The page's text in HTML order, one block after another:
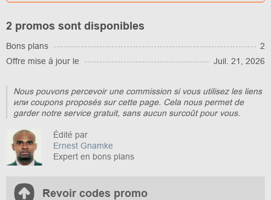
2 promos sont disponibles
Bons plans
2
Offre mise à jour le
Juil. 21, 2026
Nous pouvons percevoir une commission si vous utilisez les liens
или coupons proposés sur cette page. Cela nous permet de
garder notre service gratuit, sans aucun surcoût pour vous.
Édité par
Ernest Gnamke
Expert en bons plans
Revoir codes promo